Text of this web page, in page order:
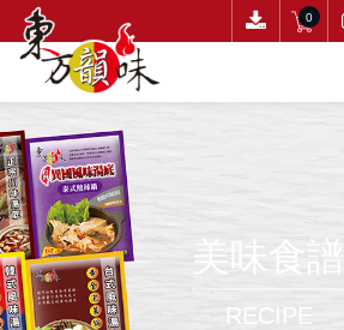
0
美味食譜
RECIPE